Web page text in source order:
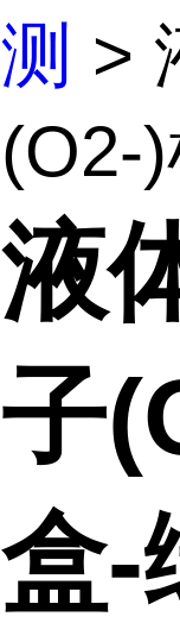
测 >
(O2-
液
子
盒-